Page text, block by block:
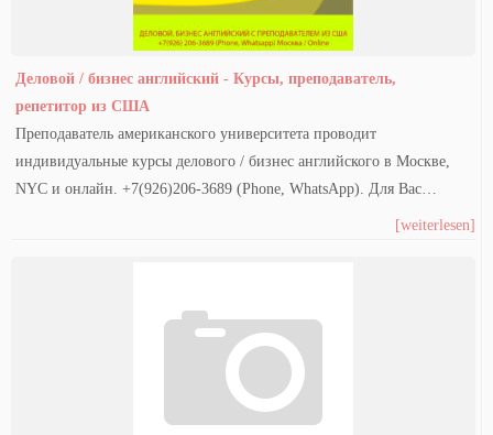
Деловой / бизнес английский - Курсы, преподаватель,
репетитор из США
Преподаватель американского университета проводит
индивидуальные курсы делового / бизнес английского в Москве,
NYC и онлайн. +7(926)206-3689 (Phone, WhatsApp). Для Вас…
[weiterlesen]